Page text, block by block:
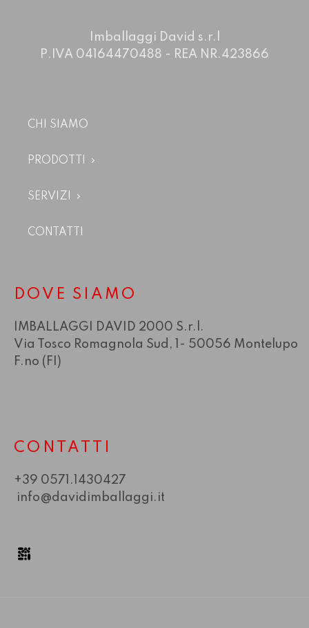
Imballaggi David s.r.l
P.IVA 04164470488 - REA NR.423866
CHI SIAMO
PRODOTTI
SERVIZI
CONTATTI
DOVE SIAMO
IMBALLAGGI DAVID 2000 S.r.l.
Via Tosco Romagnola Sud, 1- 50056 Montelupo
F.no (FI)
CONTATTI
+39 0571.1430427
info@davidimballaggi.it